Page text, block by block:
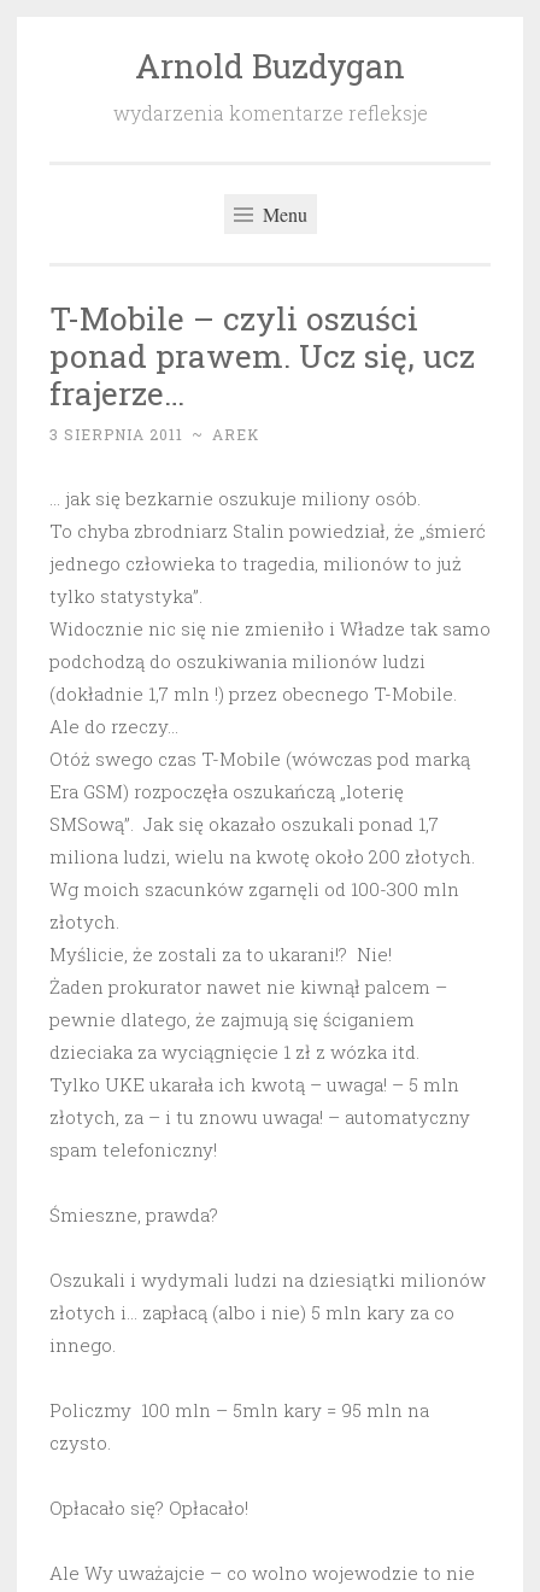
Arnold Buzdygan
wydarzenia komentarze refleksje
Menu
T-Mobile – czyli oszuści
ponad prawem. Ucz się, ucz
frajerze…
3 SIERPNIA 2011 ~ AREK
… jak się bezkarnie oszukuje miliony osób.
To chyba zbrodniarz Stalin powiedział, że „śmierć
jednego człowieka to tragedia, milionów to już
tylko statystyka”.
Widocznie nic się nie zmieniło i Władze tak samo
podchodzą do oszukiwania milionów ludzi
(dokładnie 1,7 mln !) przez obecnego T-Mobile.
Ale do rzeczy…
Otóż swego czas T-Mobile (wówczas pod marką
Era GSM) rozpoczęła oszukańczą „loterię
SMSową”. Jak się okazało oszukali ponad 1,7
miliona ludzi, wielu na kwotę około 200 złotych.
Wg moich szacunków zgarnęli od 100-300 mln
złotych.
Myślicie, że zostali za to ukarani!? Nie!
Żaden prokurator nawet nie kiwnął palcem –
pewnie dlatego, że zajmują się ściganiem
dzieciaka za wyciągnięcie 1 zł z wózka itd.
Tylko UKE ukarała ich kwotą – uwaga! – 5 mln
złotych, za – i tu znowu uwaga! – automatyczny
spam telefoniczny!
Śmieszne, prawda?
Oszukali i wydymali ludzi na dziesiątki milionów
złotych i… zapłacą (albo i nie) 5 mln kary za co
innego.
Policzmy 100 mln – 5mln kary = 95 mln na
czysto.
Opłacało się? Opłacało!
Ale Wy uważajcie – co wolno wojewodzie to nie